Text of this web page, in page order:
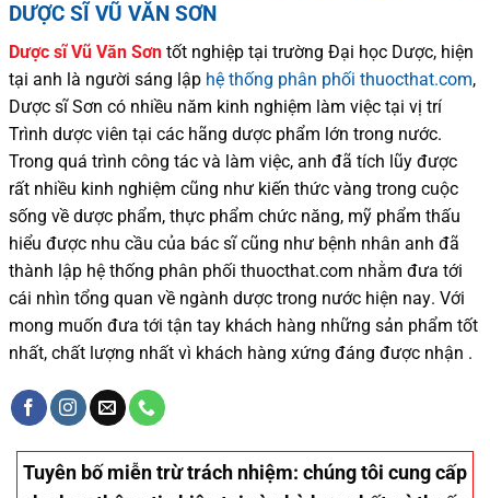
DƯỢC SĨ VŨ VĂN SƠN
Dược sĩVũ Văn Sơn tốt nghiệp tại trường Đại học Dược, hiện
tại anh là người sáng lập hệ thống phân phối thuocthat.com,
Dược sĩSơn có nhiều năm kinh nghiệm làm việc tại vị trí
Trình dược viên tại các hãng dược phẩm lớn trong nước.
Trong quá trình công tác và làm việc, anh đã tích lũy được
rất nhiều kinh nghiệm cũng như kiến thức vàng trong cuộc
sống về dược phẩm, thực phẩm chức năng, mỹ phẩm thấu
hiểu được nhu cầu của bác sĩcũng như bệnh nhân anh đã
thành lập hệ thống phân phối thuocthat.com nhằm đưa tới
cái nhìn tổng quan về ngành dược trong nước hiện nay. Với
mong muốn đưa tới tận tay khách hàng những sản phẩm tốt
nhất, chất lượng nhất vì khách hàng xứng đáng được nhận .
Tuyên bố miễn trừ trách nhiệm: chúng tôi cung cấp